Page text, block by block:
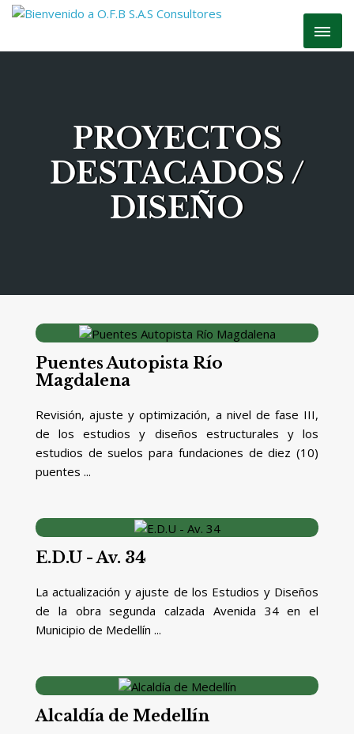
PROYECTOS
DESTACADOS /
DISEÑO
Puentes Autopista Río
Magdalena
Revisión, ajuste y optimización, a nivel de fase III,
de los estudios y diseños estructurales y los
estudios de suelos para fundaciones de diez (10)
puentes ...
E.D.U - Av. 34
La actualización y ajuste de los Estudios y Diseños
de la obra segunda calzada Avenida 34 en el
Municipio de Medellín ...
Alcaldía de Medellín